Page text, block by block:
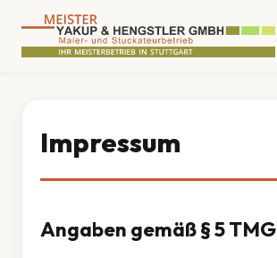
Impressum
Angaben gemäß § 5 TMG